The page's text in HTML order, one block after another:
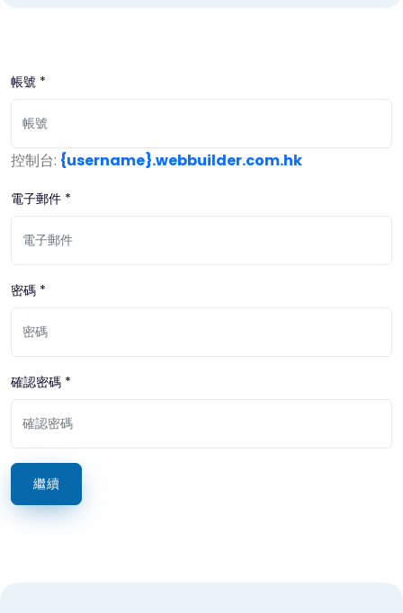
帳號 *
控制台: {username}.webbuilder.com.hk
電子郵件 *
密碼 *
確認密碼 *
繼續